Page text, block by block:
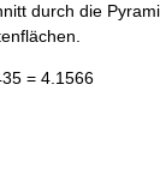
durch die
= 4.1566